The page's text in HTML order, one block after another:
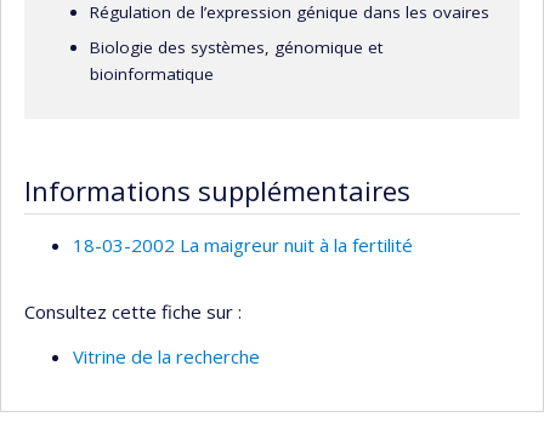
Régulation de l’expression génique dans les ovaires
Biologie des systèmes, génomique et
bioinformatique
Informations supplémentaires
18-03-2002 La maigreur nuit à la fertilité
Consultez cette fiche sur :
Vitrine de la recherche